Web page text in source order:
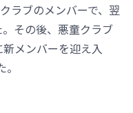
ラブのメンバーで、翌
その後、悪童クラブ
メンバーを迎え入